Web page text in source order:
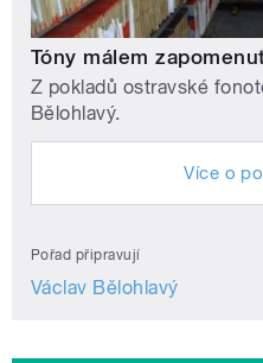
Tóny málem
Z pokladů ostravské
Bělohlavý.
Více o
Pořad připravují
Václav Bělohlavý